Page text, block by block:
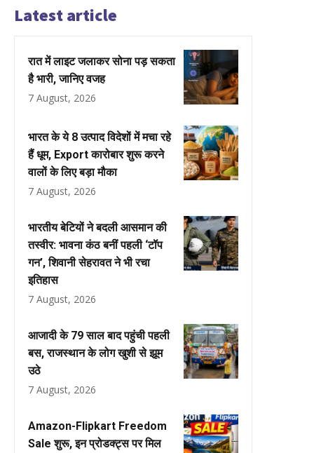
Latest article
रात में लाइट जलाकर सोना पड़ सकता
है भारी, जानिए वजह
7 August, 2026
भारत के ये 8 उत्पाद विदेशों में मचा रहे
हैं धूम, Export कारोबार शुरू करने
वालों के लिए बड़ा मौका
7 August, 2026
भारतीय बेटियों ने बदली आसमान की
तस्वीर: भावना कंठ बनीं पहली ‘टॉप
गन’, शिवानी सेहरावत ने भी रचा
इतिहास
7 August, 2026
आजादी के 79 साल बाद पहुंची पहली
बस, राजस्थान के लोग खुशी से झूम
उठे
7 August, 2026
Amazon-Flipkart Freedom
Sale शुरू, इन प्रोडक्ट्स पर मिल